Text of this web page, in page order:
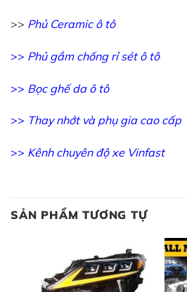
>> Phủ Ceramic ô tô
>> Phủ gầm chống rỉ sét ô tô
>> Bọc ghế da ô tô
>> Thay nhớt và phụ gia cao cấp
>> Kênh chuyên độ xe Vinfast
SẢN PHẨM TƯƠNG TỰ